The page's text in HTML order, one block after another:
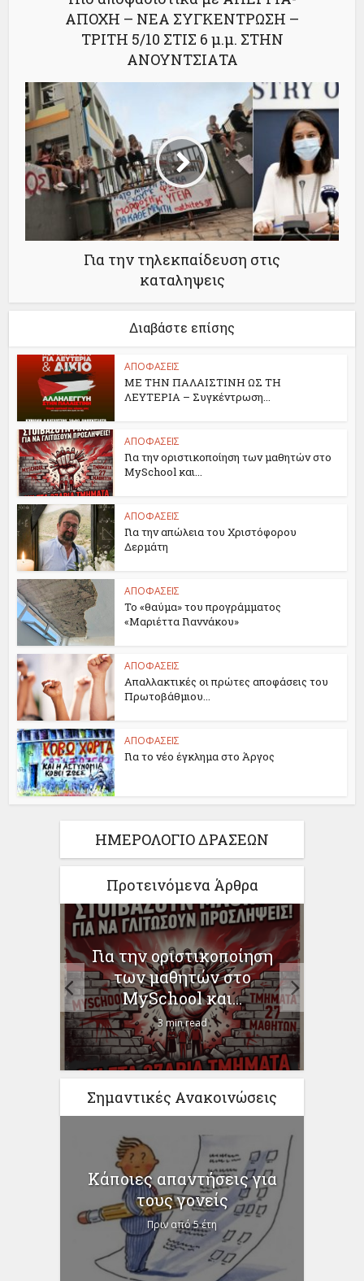
ΑΠΟΧΗ – ΝΕΑ ΣΥΓΚΕΝΤΡΩΣΗ –
ΤΡΙΤΗ 5/10 ΣΤΙΣ 6 μ.μ. ΣΤΗΝ
ΑΝΟΥΝΤΣΙΑΤΑ
Για την τηλεκπαίδευση στις
καταληψεις
Διαβάστε επίσης
ΑΠΟΦΑΣΕΙΣ
ΜΕ ΤΗΝ ΠΑΛΑΙΣΤΙΝΗ ΩΣ ΤΗ
ΛΕΥΤΕΡΙΑ – Συγκέντρωση...
ΑΠΟΦΑΣΕΙΣ
Για την οριστικοποίηση των μαθητών στο
MySchool και...
ΑΠΟΦΑΣΕΙΣ
Για την απώλεια του Χριστόφορου
Δερμάτη
ΑΠΟΦΑΣΕΙΣ
Το «θαύμα» του προγράμματος
«Μαριέττα Γιαννάκου»
ΑΠΟΦΑΣΕΙΣ
Απαλλακτικές οι πρώτες αποφάσεις του
Πρωτοβάθμιου...
ΑΠΟΦΑΣΕΙΣ
Για το νέο έγκλημα στο Άργος
ΗΜΕΡΟΛΟΓΙΟ ΔΡΑΣΕΩΝ
Προτεινόμενα Άρθρα
την οριστικοποίηση
των μαθητών στο
MySchool και...
3 min read
Για την
Χριστόφορου
1 min read
Σημαντικές Ανακοινώσεις
Κάποιες απαντήσεις για
τους γονείς
Πριν από 5 έτη